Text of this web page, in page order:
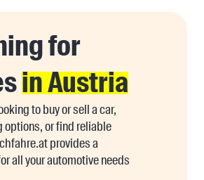
for
in Austria
to buy or sell a car,
options, or find reliable
provides a
all your automotive needs